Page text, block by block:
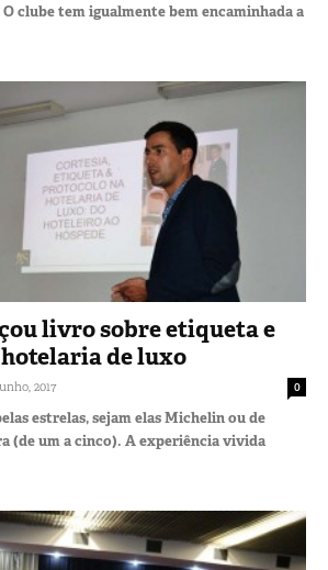
clube tem igualmente bem encaminhada a
livro sobre etiqueta e
de luxo
2017 0
estrelas, sejam elas Michelin ou de
(de um a cinco). A experiência vivida